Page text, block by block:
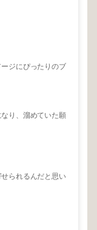
ジにぴったりのブ
り、溜めていた願
られるんだと思い